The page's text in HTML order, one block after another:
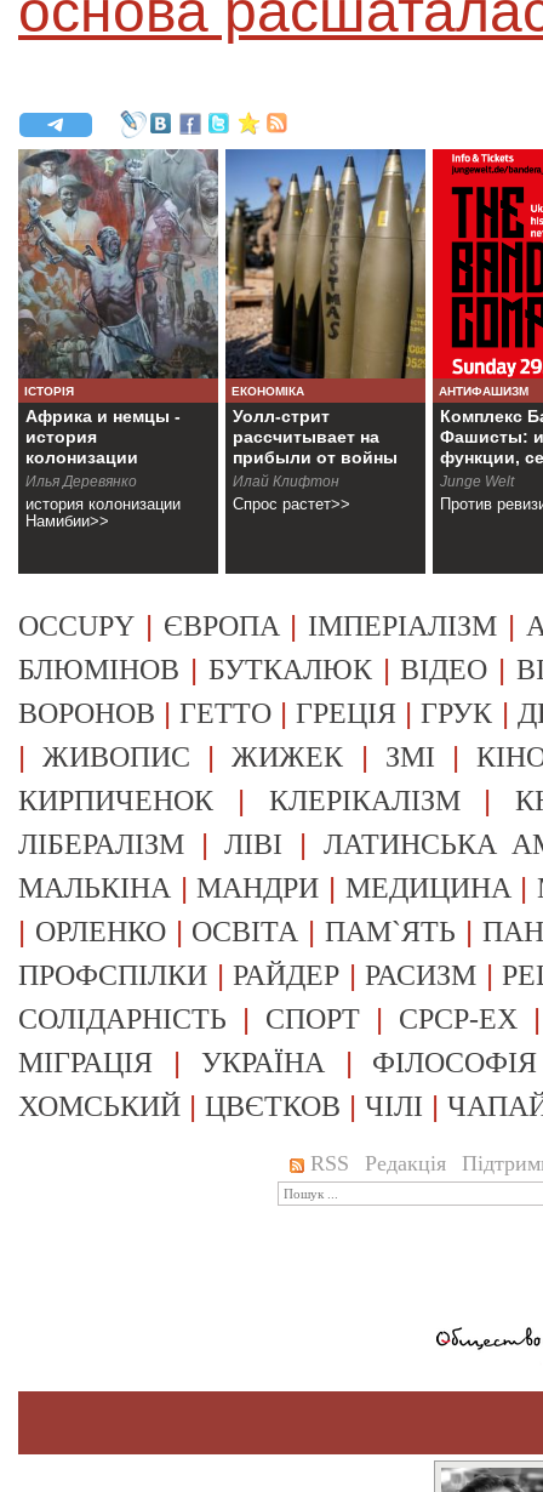
ІСТОРІЯ
Африка и немцы -
история
колонизации
Намибии
Илья Деревянко
история колонизации
Намибии>>
ЕКОНОМІКА
Уолл-стрит
рассчитывает на
прибыли от войны
Илай Клифтон
Спрос растет>>
АНТИФАШИЗМ
Комплекс
Фашисты:
функции,
Junge Welt
Против
OCCUPY | ЄВРОПА | ІМПЕРІАЛІЗМ |
БЛЮМІНОВ | БУТКАЛЮК|ВІДЕО |
ВОРОНОВ |ГЕТТО |ГРЕЦІЯ |ГРУК |
|ЖИВОПИС |ЖИЖЕК | ЗМІ |
КИРПИЧЕНОК | КЛЕРІКАЛІЗМ|
ЛІБЕРАЛІЗМ |ЛІВІ | ЛАТИНСЬКА
МАЛЬКІНА |МАНДРИ | МЕДИЦИНА |
| ОРЛЕНКО| ОСВІТА |ПАМ`ЯТЬ |
ПРОФСПІЛКИ |РАЙДЕР |РАСИЗМ |
СОЛІДАРНІСТЬ | СПОРТ | СРСР-EX
МІГРАЦІЯ | УКРАЇНА | ФІЛОСОФІЯ
ХОМСЬКИЙ | ЦВЄТКОВ | ЧІЛІ |
RSS Редакція